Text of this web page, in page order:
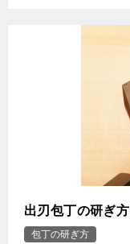
出刃包丁の研ぎ
包丁の研ぎ方